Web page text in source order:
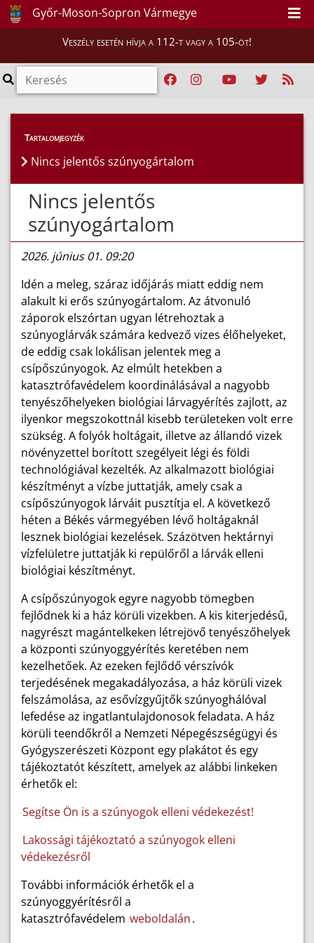
Győr-Moson-Sopron Vármegye
Veszély esetén hívja a 112-t vagy a 105-öt!
Híreink > Hírek
Tartalomjegyzék
Nincs jelentős szúnyogártalom
Nincs jelentős
szúnyogártalom
2026. június 01. 09:20
Idén a meleg, száraz időjárás miatt eddig nem
alakult ki erős szúnyogártalom. Az átvonuló
záporok elszórtan ugyan létrehoztak a
szúnyoglárvák számára kedvező vizes élőhelyeket,
de eddig csak lokálisan jelentek meg a
csípőszúnyogok. Az elmúlt hetekben a
katasztrófavédelem koordinálásával a nagyobb
tenyészőhelyeken biológiai lárvagyérítés zajlott, az
ilyenkor megszokottnál kisebb területeken volt erre
szükség. A folyók holtágait, illetve az állandó vizek
növényzettel borított szegélyeit légi és földi
technológiával kezelték. Az alkalmazott biológiai
készítményt a vízbe juttatják, amely csak a
csípőszúnyogok lárváit pusztítja el. A következő
héten a Békés vármegyében lévő holtágaknál
lesznek biológiai kezelések. Százötven hektárnyi
vízfelületre juttatják ki repülőről a lárvák elleni
biológiai készítményt.
A csípőszúnyogok egyre nagyobb tömegben
fejlődnek ki a ház körüli vizekben. A kis kiterjedésű,
nagyrészt magántelkeken létrejövő tenyészőhelyek
a központi szúnyoggyérítés keretében nem
kezelhetőek. Az ezeken fejlődő vérszívók
terjedésének megakadályozása, a ház körüli vizek
felszámolása, az esővízgyűjtők szúnyoghálóval
lefedése az ingatlantulajdonosok feladata. A ház
körüli teendőkről a Nemzeti Népegészségügyi és
Gyógyszerészeti Központ egy plakátot és egy
tájékoztatót készített, amelyek az alábbi linkeken
érhetők el:
Segítse Ön is a szúnyogok elleni védekezést!
Lakossági tájékoztató a szúnyogok elleni
védekezésről
További információk érhetők el a
szúnyoggyérítésről a
katasztrófavédelem weboldalán.